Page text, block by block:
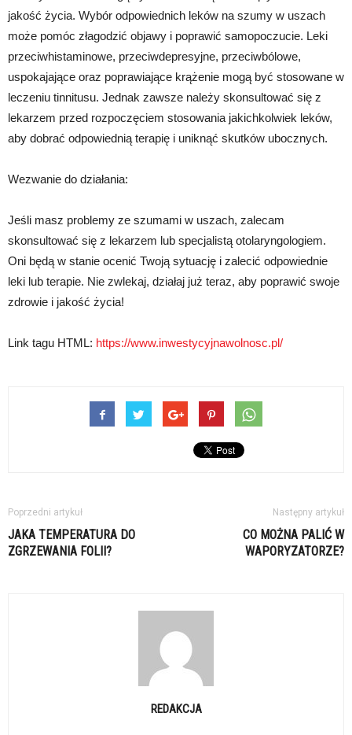
jakość życia. Wybór odpowiednich leków na szumy w uszach
może pomóc złagodzić objawy i poprawić samopoczucie. Leki
przeciwhistaminowe, przeciwdepresyjne, przeciwbólowe,
uspokajające oraz poprawiające krążenie mogą być stosowane w
leczeniu tinnitusu. Jednak zawsze należy skonsultować się z
lekarzem przed rozpoczęciem stosowania jakichkolwiek leków,
aby dobrać odpowiednią terapię i uniknąć skutków ubocznych.
Wezwanie do działania:
Jeśli masz problemy ze szumami w uszach, zalecam
skonsultować się z lekarzem lub specjalistą otolaryngologiem.
Oni będą w stanie ocenić Twoją sytuację i zalecić odpowiednie
leki lub terapie. Nie zwlekaj, działaj już teraz, aby poprawić swoje
zdrowie i jakość życia!
Link tagu HTML: https://www.inwestycyjnawolnosc.pl/
Poprzedni artykuł
JAKA TEMPERATURA DO
ZGRZEWANIA FOLII?
Następny artykuł
CO MOŻNA PALIĆ W
WAPORYZATORZE?
REDAKCJA